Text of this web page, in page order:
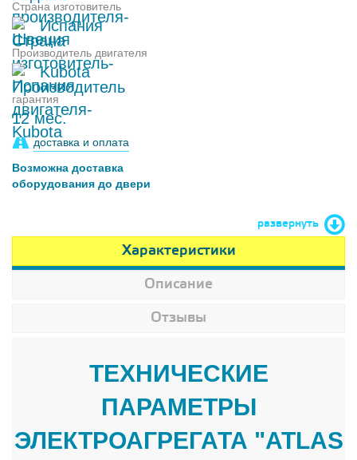
Страна изготовитель
Испания
Производитель двигателя
Kubota
гарантия
12 мес.
доставка и оплата
Возможна доставка
оборудования до двери
развернуть
Характеристики
Описание
Отзывы
ТЕХНИЧЕСКИЕ
ПАРАМЕТРЫ
ЭЛЕКТРОАГРЕГАТА "ATLAS